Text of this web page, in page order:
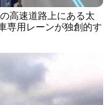
高速道路上にある太
専用レーンが独創的す